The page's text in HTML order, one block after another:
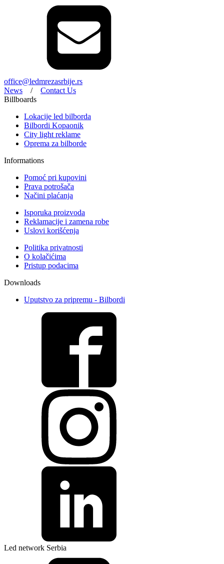
office@ledmrezasrbije.rs
News / Contact Us
Billboards
Lokacije led bilborda
Bilbordi Kopaonik
City light reklame
Oprema za bilborde
Informations
Pomoć pri kupovini
Prava potrošača
Načini plaćanja
Isporuka proizvoda
Reklamacije i zamena robe
Uslovi korišćenja
Politika privatnosti
O kolačićima
Pristup podacima
Downloads
Uputstvo za pripremu - Bilbordi
Led network Serbia